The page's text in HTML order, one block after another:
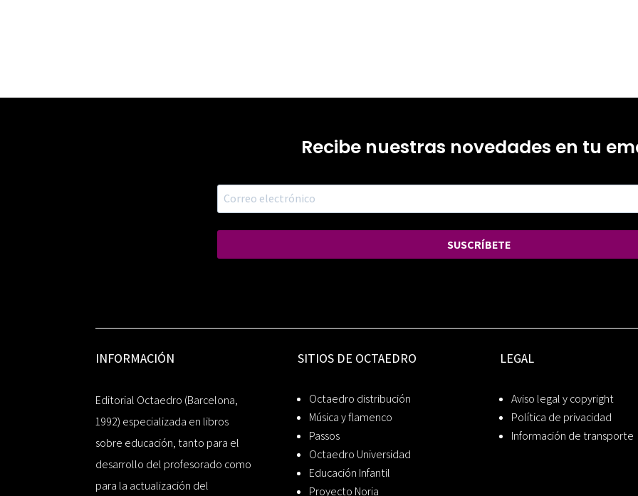
Recibe nuestras novedades en tu
SUSCRÍBETE
INFORMACIÓN
Editorial Octaedro (Barcelona,
1992) especializada en libros
sobre educación, tanto para el
desarrollo del profesorado como
para la actualización del
SITIOS DE OCTAEDRO
Octaedro distribución
Música y flamenco
Passos
Octaedro Universidad
Educación Infantil
Proyecto Noria
LEGAL
Aviso legal y copyright
Política de privacidad
Información de transporte